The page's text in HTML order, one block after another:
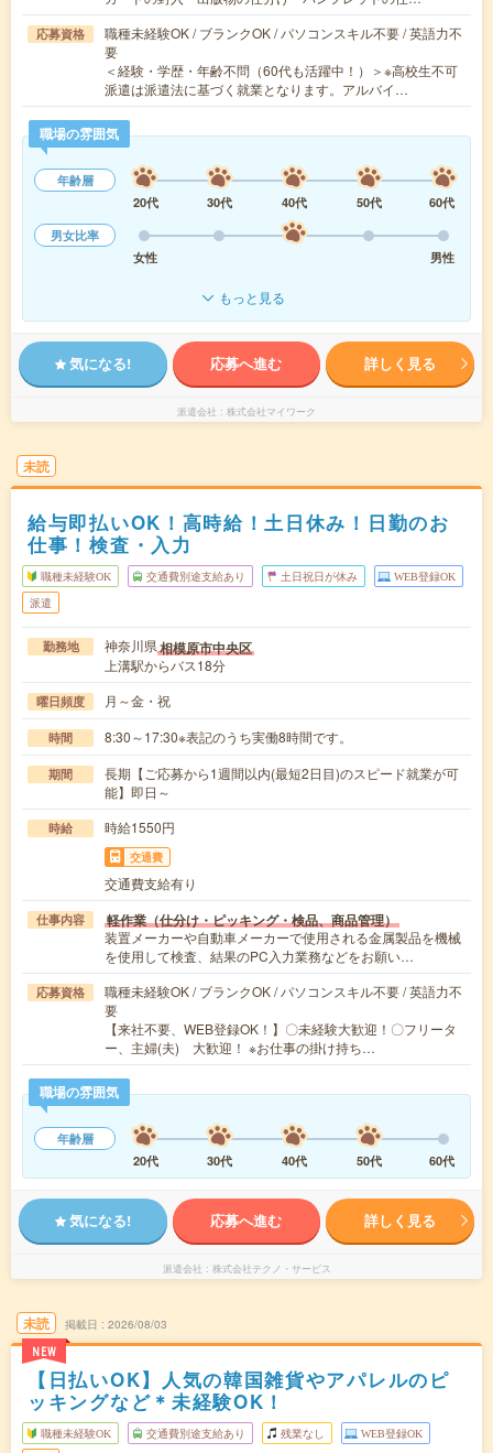
応募資格
職種未経験OK / ブランクOK / パソコンスキル不要 / 英語力不
要
＜経験・学歴・年齢不問（60代も活躍中！）＞※高校生不可
派遣は派遣法に基づく就業となります。アルバイ…
職場の雰囲気
年齢層
20代
30代 40代 50代
60代
男女比率
女性
男性
もっと見る
気になる! 応募へ進む 詳しく見る
派遣会社 株式会社マイワーク
未読
給与即払いOK！高時給！土日休み！日勤のお
仕事！検査・入力
職種未経験OK 交通費別途支給あり 土日祝日が休み WEB登録OK
派遣
勤務地 神奈川県相模原市中央区
上溝駅からバス18分
曜日頻度 月～金・祝
時間 8:30～17:30※表記のうち実働8時間です。
期間
長期【ご応募から1週間以内(最短2日目)のスピード就業が可
能】即日～
時給 時給1550円
交通費
交通費支給有り
仕事内容 軽作業（仕分け・ピッキング・検品、商品管理）
装置メーカーや自動車メーカーで使用される金属製品を機械
を使用して検査、結果のPC入力業務などをお願い…
応募資格
職種未経験OK / ブランクOK / パソコンスキル不要 / 英語力不
要
【来社不要、WEB登録OK！】〇未経験大歓迎！〇フリータ
ー、主婦(夫) 大歓迎！ ※お仕事の掛け持ち…
職場の雰囲気
年齢層
20代
30代 40代 50代 60代
気になる! 応募へ進む 詳しく見る
派遣会社 株式会社テクノ・サービス
未読
NEW
掲載日 2026/08/03
【日払いOK】人気の韓国雑貨やアパレルのピ
ッキングなど＊未経験OK！
職種未経験OK 交通費別途支給あり 残業なし WEB登録OK